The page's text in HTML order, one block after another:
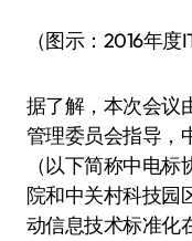
（图示：2016年度
据了解，本次会议
管理委员会指导，
（以下简称中电
院和中关村科技园
动信息技术标准化